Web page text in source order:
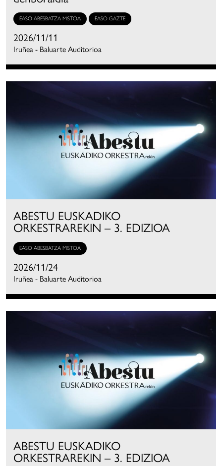
EASO ABESBATZA MISTOA EASO GAZTE
2026/11/11
Iruñea - Baluarte Auditorioa
ABESTU EUSKADIKO
ORKESTRAREKIN – 3. EDIZIOA
EASO ABESBATZA MISTOA
2026/11/24
Iruñea - Baluarte Auditorioa
ABESTU EUSKADIKO
ORKESTRAREKIN – 3. EDIZIOA